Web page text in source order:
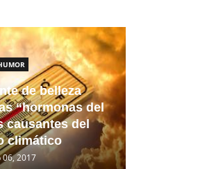
de belleza
“hormonas del
causantes del
climático
06, 2017